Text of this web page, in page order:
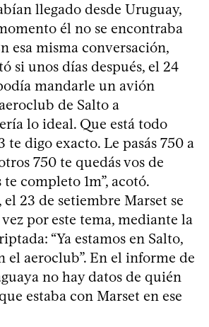
llegado desde Uruguay,
él no se encontraba
esa misma conversación,
si unos días después, el 24
mandarle un avión
de Salto a
lo ideal. Que está todo
te digo exacto. Le pasás 750 a
750 te quedás vos de
completo 1m”, acotó.
23 de setiembre Marset se
por este tema, mediante la
“Ya estamos en Salto,
el aeroclub”. En el informe de
no hay datos de quién
estaba con Marset en ese